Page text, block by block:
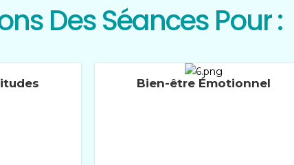
Des Séances Pour :
Bien-être Émotionnel